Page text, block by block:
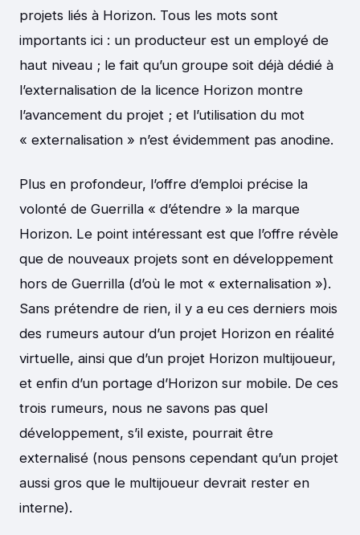
projets liés à Horizon. Tous les mots sont
importants ici : un producteur est un employé de
haut niveau ; le fait qu’un groupe soit déjà dédié à
l’externalisation de la licence Horizon montre
l’avancement du projet ; et l’utilisation du mot
« externalisation » n’est évidemment pas anodine.
Plus en profondeur, l’offre d’emploi précise la
volonté de Guerrilla « d’étendre » la marque
Horizon. Le point intéressant est que l’offre révèle
que de nouveaux projets sont en développement
hors de Guerrilla (d’où le mot « externalisation »).
Sans prétendre de rien, il y a eu ces derniers mois
des rumeurs autour d’un projet Horizon en réalité
virtuelle, ainsi que d’un projet Horizon multijoueur,
et enfin d’un portage d’Horizon sur mobile. De ces
trois rumeurs, nous ne savons pas quel
développement, s’il existe, pourrait être
externalisé (nous pensons cependant qu’un projet
aussi gros que le multijoueur devrait rester en
interne).